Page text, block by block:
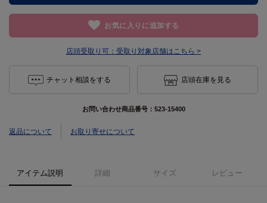
お気に入りに追加する
店頭受取り可： 受取り対象店舗はこちら >
チャット相談をする 店頭在庫を見る
お問い合わせ商品番号： 523-15400
返品について お取り寄せについて
アイテム説明 詳細 サイズ レビュー